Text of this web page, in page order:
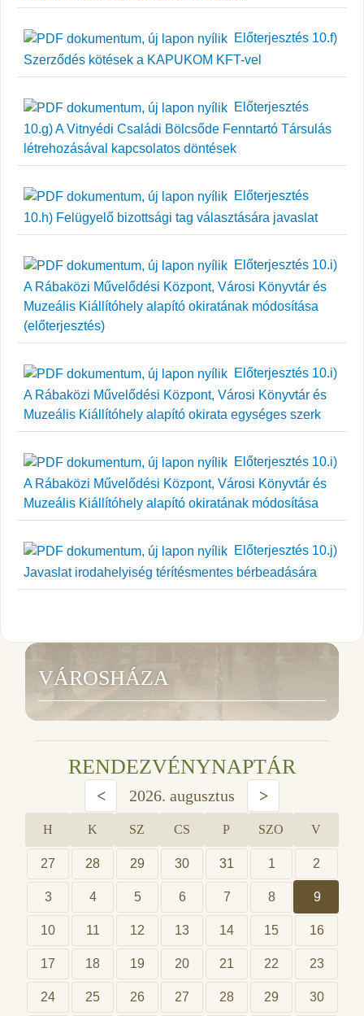
Előterjesztés 10.f)
Szerződés kötések a KAPUKOM KFT-vel
Előterjesztés
10.g) A Vitnyédi Családi Bölcsőde Fenntartó Társulás
létrehozásával kapcsolatos döntések
Előterjesztés
10.h) Felügyelő bizottsági tag választására javaslat
Előterjesztés 10.i)
A Rábaközi Művelődési Központ, Városi Könyvtár és
Muzeális Kiállítóhely alapító okiratának módosítása
(előterjesztés)
Előterjesztés 10.i)
A Rábaközi Művelődési Központ, Városi Könyvtár és
Muzeális Kiállítóhely alapító okirata egységes szerk
Előterjesztés 10.i)
A Rábaközi Művelődési Központ, Városi Könyvtár és
Muzeális Kiállítóhely alapító okiratának módosítása
Előterjesztés 10.j)
Javaslat irodahelyiség térítésmentes bérbeadására
VÁROSHÁZA
RENDEZVÉNYNAPTÁR
< 2026. augusztus >
H K SZ CS P SZO V
27 28 29 30 31 1 2
3 4 5 6 7 8 9
10 11 12 13 14 15 16
17 18 19 20 21 22 23
24 25 26 27 28 29 30